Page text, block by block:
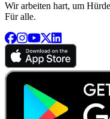
Wir arbeiten hart, um
Für alle.